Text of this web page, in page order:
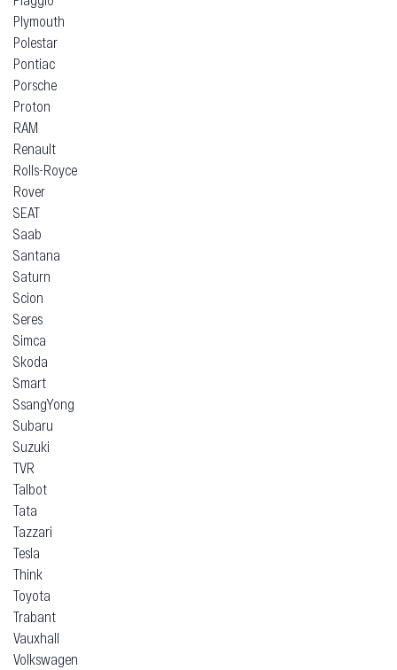
Plymouth
Polestar
Pontiac
Porsche
Proton
RAM
Renault
Rolls-Royce
Rover
SEAT
Saab
Santana
Saturn
Scion
Seres
Simca
Skoda
Smart
SsangYong
Subaru
Suzuki
TVR
Talbot
Tata
Tazzari
Tesla
Think
Toyota
Trabant
Vauxhall
Volkswagen